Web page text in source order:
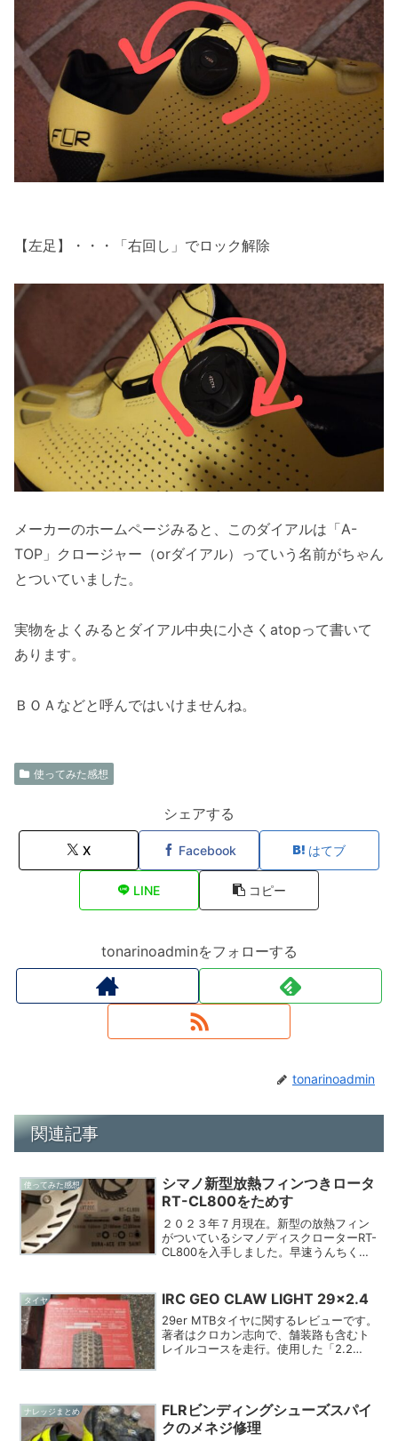
【左足】・・・「右回し」でロック解除
メーカーのホームページみると、このダイアルは「A-
TOP」クロージャー（orダイアル）っていう名前がちゃん
とついていました。
実物をよくみるとダイアル中央に小さくatopって書いて
あります。
ＢＯＡなどと呼んではいけませんね。
使ってみた感想
シェアする
X Facebook はてブ
LINE コピー
tonarinoadminをフォローする
tonarinoadmin
関連記事
使ってみた感想
シマノ新型放熱フィンつきロータ
RT-CL800をためす
２０２３年７月現在。新型の放熱フィン
がついているシマノディスクローターRT-
CL800を入手しました。早速うんちくを
マノのホームページ上、グレードは
ULTEGRA...
タイヤ IRC GEO CLAW LIGHT 29×2.4
29er MTBタイヤに関するレビューです。
著者はクロカン志向で、舗装路も含むト
レイルコースを走行。使用した「2.2
期待外れで、特に濡れた路面でグリップ
不足が顕著でした。
ナレッジまとめ
FLRビンディングシューズスパイ
クのメネジ修理